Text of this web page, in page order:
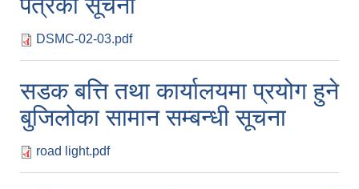
पत्रको सूचना
DSMC-02-03.pdf
सडक बत्ति तथा कार्यालयमा प्रयोग हुने
बुजिलोका सामान सम्बन्धी सूचना
road light.pdf